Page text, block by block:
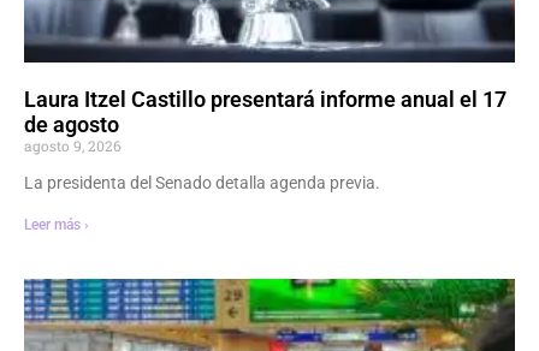
Laura Itzel Castillo presentará informe anual el 17
de agosto
agosto 9, 2026
La presidenta del Senado detalla agenda previa.
Leer más ›